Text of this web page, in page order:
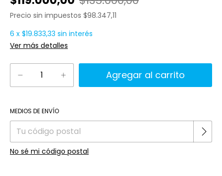
Precio sin impuestos $98.347,11
6 x $19.833,33 sin interés
Ver más detalles
Entregas para el CP:
MEDIOS DE ENVÍO
No sé mi código postal